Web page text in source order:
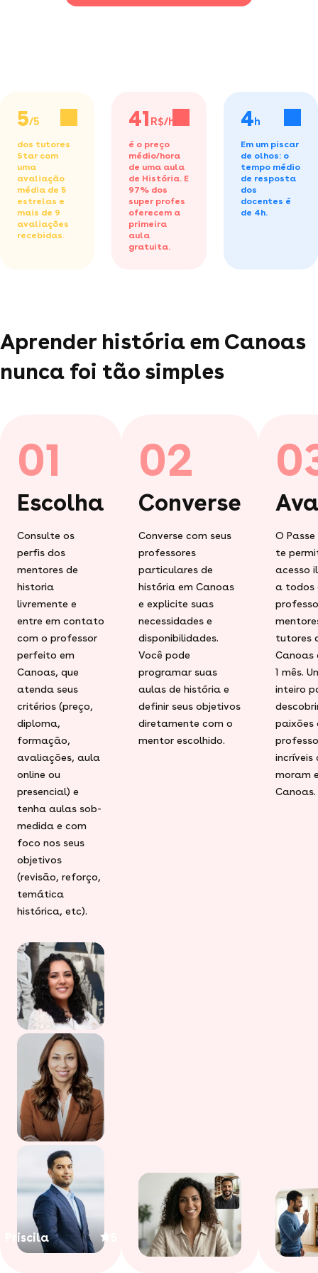
5/5
dos tutores
Star com
uma
avaliação
média de 5
estrelas e
mais de 9
avaliações
recebidas.
41 R$/h
é o preço
médio/hora
de uma aula
de História. E
97% dos
super profes
oferecem a
primeira
aula
gratuita.
4h
Em um piscar
de olhos: o
tempo médio
de resposta
dos
docentes é
de 4h.
Aprender história em Canoas
nunca foi tão simples
01
Escolha
Consulte os
perfis dos
mentores de
historia
livremente e
entre em contato
com o professor
perfeito em
Canoas, que
atenda seus
critérios (preço,
diploma,
formação,
avaliações, aula
online ou
presencial) e
tenha aulas sob-
medida e com
foco nos seus
objetivos
(revisão, reforço,
temática
histórica, etc).
Priscila
02
Converse
Converse com seus
professores
particulares de
história em Canoas
e explicite suas
necessidades e
disponibilidades.
Você pode
programar suas
aulas de história e
definir seus objetivos
diretamente com o
mentor escolhido.
O
te
acesso
a todos
tutores
Canoas
1 mês.
inteiro
paixões
incríveis
moram
Canoas.